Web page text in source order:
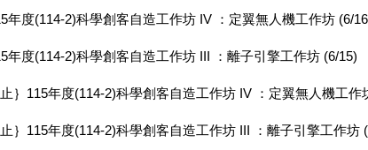
年度(114-2)科學創客自造工作坊 IV ：定翼無人機工作坊 (6/
年度(114-2)科學創客自造工作坊 III ：離子引擎工作坊 (6/15)
｝115年度(114-2)科學創客自造工作坊 IV ：定翼無人機工作
｝115年度(114-2)科學創客自造工作坊 III ：離子引擎工作坊